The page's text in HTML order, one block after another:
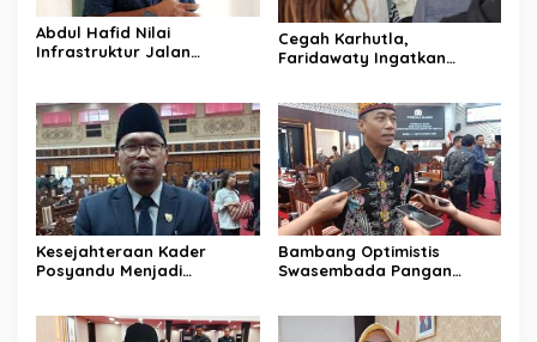
Abdul Hafid Nilai
Infrastruktur Jalan
Pedesaan
Cegah Karhutla,
Faridawaty Ingatkan
Kesejahteraan Kader
Posyandu Menjadi
Bambang Optimistis
Swasembada Pangan